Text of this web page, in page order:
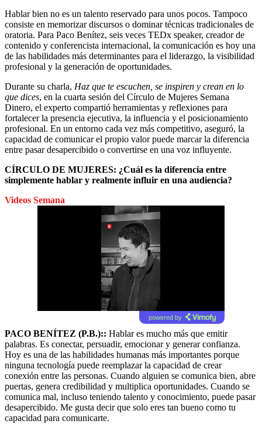
Hablar bien no es un talento reservado para unos pocos. Tampoco
consiste en memorizar discursos o dominar técnicas tradicionales de
oratoria. Para Paco Benítez, seis veces TEDx speaker, creador de
contenido y conferencista internacional, la comunicación es hoy una
de las habilidades más determinantes para el liderazgo, la visibilidad
profesional y la generación de oportunidades.
Durante su charla, Haz que te escuchen, se inspiren y crean en lo
que dices, en la cuarta sesión del Círculo de Mujeres Semana
Dinero, el experto compartió herramientas y reflexiones para
fortalecer la presencia ejecutiva, la influencia y el posicionamiento
profesional. En un entorno cada vez más competitivo, aseguró, la
capacidad de comunicar el propio valor puede marcar la diferencia
entre pasar desapercibido o convertirse en una voz influyente.
CÍRCULO DE MUJERES: ¿Cuál es la diferencia entre
simplemente hablar y realmente influir en una audiencia?
Videos Semana
powered by
PACO BENÍTEZ (P.B.):: Hablar es mucho más que emitir
palabras. Es conectar, persuadir, emocionar y generar confianza.
Hoy es una de las habilidades humanas más importantes porque
ninguna tecnología puede reemplazar la capacidad de crear
conexión entre las personas. Cuando alguien se comunica bien, abre
puertas, genera credibilidad y multiplica oportunidades. Cuando se
comunica mal, incluso teniendo talento y conocimiento, puede pasar
desapercibido. Me gusta decir que solo eres tan bueno como tu
capacidad para comunicarte.